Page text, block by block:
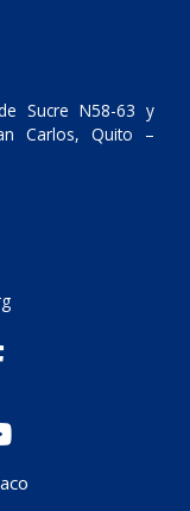
Sucre N58-63 y
Carlos, Quito –